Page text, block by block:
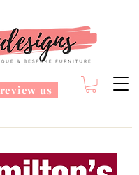
review us